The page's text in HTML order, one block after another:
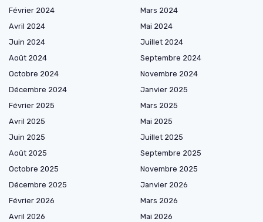
Février 2024
Mars 2024
Avril 2024
Mai 2024
Juin 2024
Juillet 2024
Août 2024
Septembre 2024
Octobre 2024
Novembre 2024
Décembre 2024
Janvier 2025
Février 2025
Mars 2025
Avril 2025
Mai 2025
Juin 2025
Juillet 2025
Août 2025
Septembre 2025
Octobre 2025
Novembre 2025
Décembre 2025
Janvier 2026
Février 2026
Mars 2026
Avril 2026
Mai 2026